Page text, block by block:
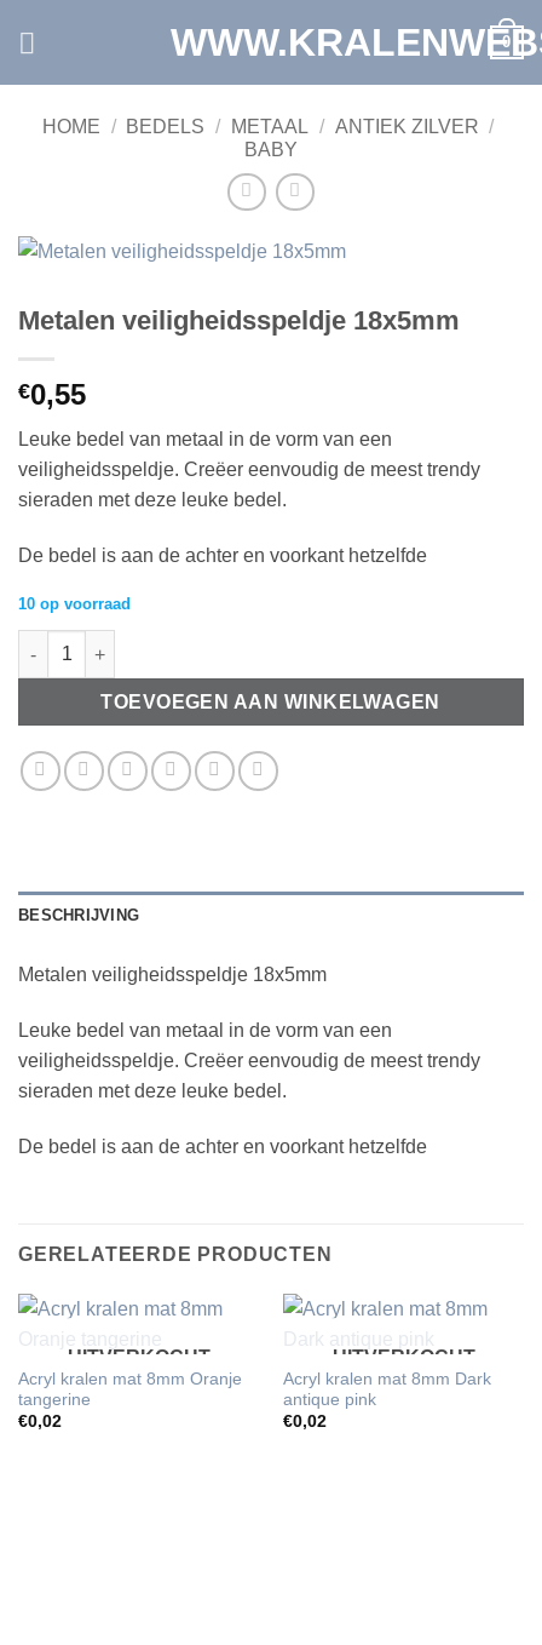
0
HOME / BEDELS / METAAL / ANTIEK ZILVER /
BABY
Metalen veiligheidsspeldje 18x5mm
€0,55
Leuke bedel van metaal in de vorm van een
veiligheidsspeldje. Creëer eenvoudig de meest trendy
sieraden met deze leuke bedel.
De bedel is aan de achter en voorkant hetzelfde
10 op voorraad
Metalen veiligheidsspeldje 18x5mm aantal
TOEVOEGEN AAN WINKELWAGEN
BESCHRIJVING
Metalen veiligheidsspeldje 18x5mm
Leuke bedel van metaal in de vorm van een
veiligheidsspeldje. Creëer eenvoudig de meest trendy
sieraden met deze leuke bedel.
De bedel is aan de achter en voorkant hetzelfde
GERELATEERDE PRODUCTEN
UITVERKOCHT
Acryl kralen mat 8mm Oranje
tangerine
€0,02
UITVERKOCHT
Acryl kralen mat 8mm Dark
antique pink
€0,02